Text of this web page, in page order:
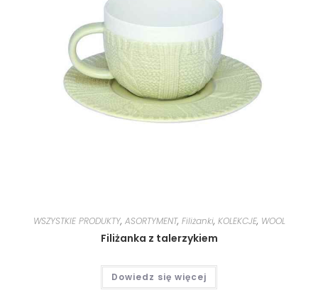
WSZYSTKIE PRODUKTY, ASORTYMENT, Filiżanki, KOLEKCJE, WOOL
Filiżanka z talerzykiem
Dowiedz się więcej